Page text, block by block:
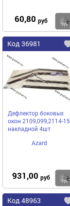
60,80 руб
Код 36981
Дефлектор боковых
окон 2109,099,2114-15
накладной 4шт
Azard
931,00 руб
Код 48963